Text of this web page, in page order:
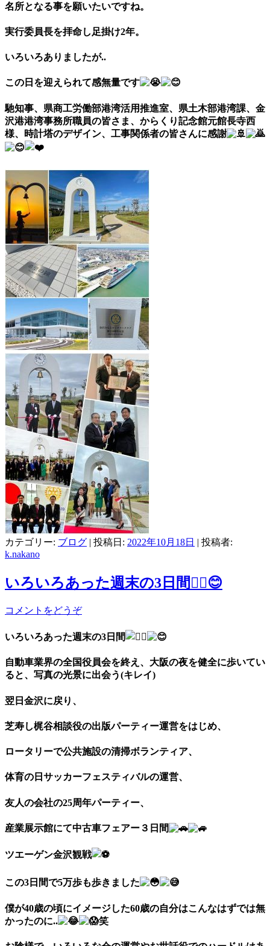
名所となる事を願いたいですね。
実行委員長を拝命し足掛け2年。
いろいろありましたが..
この日を迎えられて感無量です
馳知事、県商工労働部港湾活用推進室、県土木部港湾課、金
沢港港湾事務所職員の皆さま、からくり記念館元館長寺西
様、時計塔のデザイン、工事関係者の皆さんに感謝
カテゴリー: ブログ | 投稿日: 2022年10月18日 | 投稿者:
k.nakano
いろいろあった週末の3日間😮‍💨😊
コメントをどうぞ
いろいろあった週末の3日間
自動車業界の全国役員会を終え、大阪の夜を健全に歩いてい
ると、写真の光景に出会う(キレイ)
翌日金沢に戻り、
芝寿し梶谷相談役の出版パーティー運営をはじめ、
ロータリーで公共施設の清掃ボランティア、
体育の日サッカーフェスティバルの運営、
友人の会社の25周年パーティー、
産業展示館にて中古車フェアー３日間
ツエーゲン金沢観戦
この3日間で5万歩も歩きました
僕が40歳の頃にイメージした60歳の自分はこんなはずでは無
かったのに..
笑